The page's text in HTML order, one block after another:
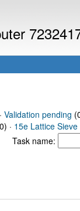
Validation pending
· 15e Lattice
Task name: